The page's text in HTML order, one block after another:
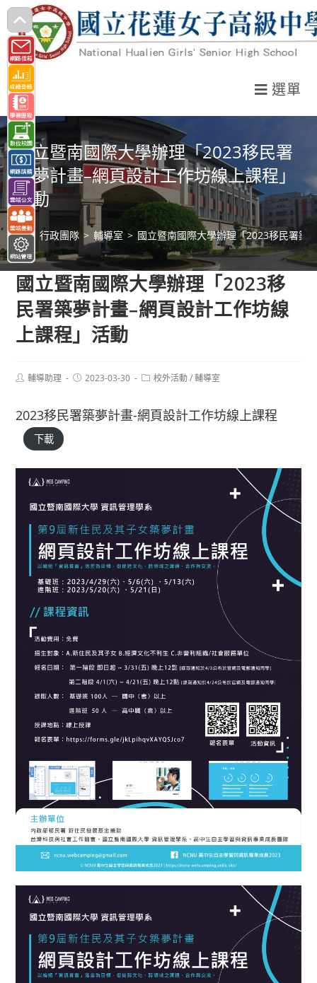
跳
轉
至
主
要
內
容
選單
國立暨南國際大學辦理「2023移民署
築夢計畫–網頁設計工作坊線上課程」
活動
> 行政團隊 > 輔導室 > 國立暨南國際大學辦理「2023移民署築
國立暨南國際大學辦理「2023移
民署築夢計畫–網頁設計工作坊線
上課程」活動
Post輔導助理
Post2023-03-30
Post校外活動 / 輔導室
2023移民署築夢計畫-網頁設計工作坊線上課程
下載